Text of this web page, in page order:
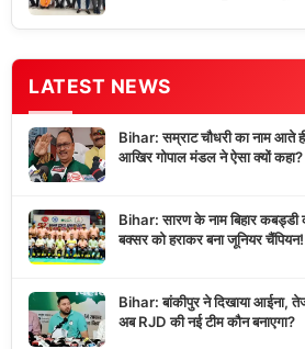
LATEST NEWS
Bihar: सम्राट चौधरी का नाम आते
आखिर गोपाल मंडल ने ऐसा क्यों कहा?
Bihar: सारण के नाम बिहार कबड्डी
बक्सर को हराकर बना जूनियर चैंपियन!
Bihar: बांकीपुर ने दिखाया आईना,
अब RJD की नई टीम कौन बनाएगा?